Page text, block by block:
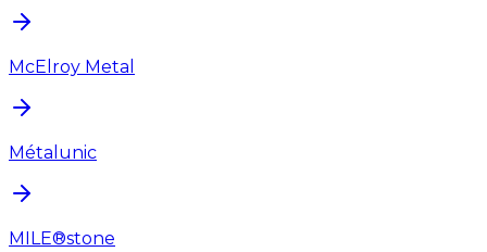
McElroy Metal
Métalunic
MILE®stone